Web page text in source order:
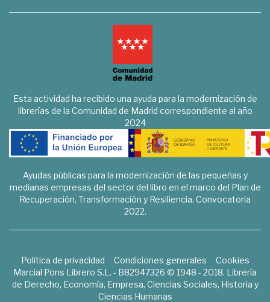
Esta actividad ha recibido una ayuda para la modernización de
librerías de la Comunidad de Madrid correspondiente al año
2024
Ayudas públicas para la modernización de las pequeñas y
medianas empresas del sector del libro en el marco del Plan de
Recuperación, Transformación y Resiliencia. Convocatoria
2022.
Política de privacidad Condiciones generales
Cookies
Marcial Pons Librero S.L. - B82947326 © 1948 - 2018. Librería
de Derecho, Economía, Empresa, Ciencias Sociales, Historia y
Ciencias Humanas